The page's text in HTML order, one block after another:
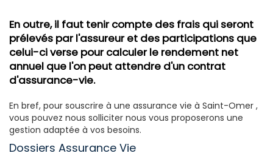
En outre, il faut tenir compte des frais qui seront
prélevés par l'assureur et des participations que
celui-ci verse pour calculer le rendement net
annuel que l'on peut attendre d'un contrat
d'assurance-vie.
En bref, pour souscrire à une assurance vie à Saint-Omer ,
vous pouvez nous solliciter nous vous proposerons une
gestion adaptée à vos besoins.
Dossiers Assurance Vie